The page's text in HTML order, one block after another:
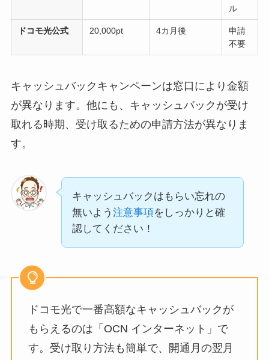
ル
ドコモ光公式 20,000pt 4カ月後
申請
不要
キャッシュバックキャンペーンは窓口により金額
が異なります。他にも、キャッシュバックが受け
取れる時期、受け取るための申請方法が異なりま
す。
キャッシュバックはもらい忘れの
無いよう 注意事項をしっかりと確
認してください！
ドコモ光で一番高額なキャッシュバックが
もらえるのは「OCN インターネット」で
す。受け取り方法も簡単で、開通月の翌月